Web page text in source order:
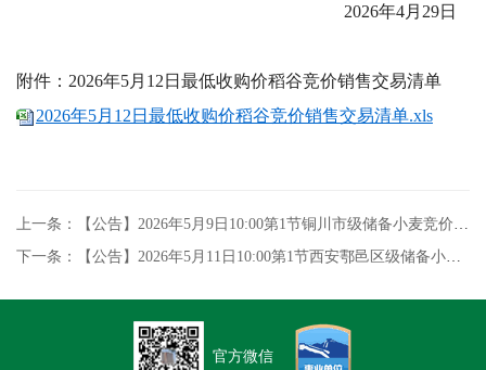
2026年4月29日
附件：2026年5月12日最低收购价稻谷竞价销售交易清单
2026年5月12日最低收购价稻谷竞价销售交易清单.xls
官方微信